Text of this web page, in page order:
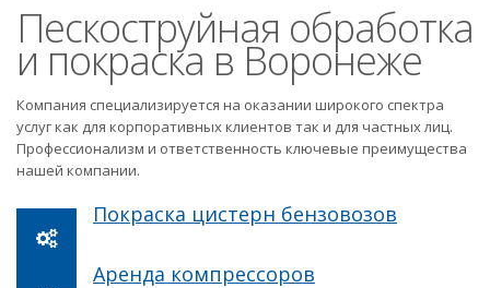
Пескоструйная обработка
и покраска в Воронеже
Компания специализируется на оказании широкого спектра
услуг как для корпоративных клиентов так и для частных лиц.
Профессионализм и ответственность ключевые преимущества
нашей компании.
Покраска цистерн бензовозов
Аренда компрессоров